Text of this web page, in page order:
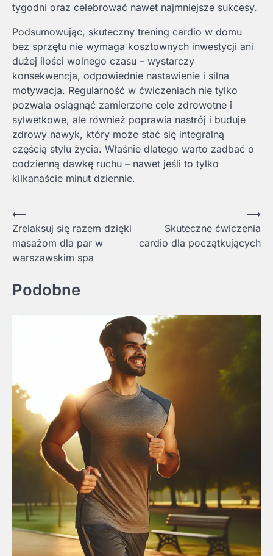
tygodni oraz celebrować nawet najmniejsze sukcesy.
Podsumowując, skuteczny trening cardio w domu
bez sprzętu nie wymaga kosztownych inwestycji ani
dużej ilości wolnego czasu – wystarczy
konsekwencja, odpowiednie nastawienie i silna
motywacja. Regularność w ćwiczeniach nie tylko
pozwala osiągnąć zamierzone cele zdrowotne i
sylwetkowe, ale również poprawia nastrój i buduje
zdrowy nawyk, który może stać się integralną
częścią stylu życia. Właśnie dlatego warto zadbać o
codzienną dawkę ruchu – nawet jeśli to tylko
kilkanaście minut dziennie.
Nawigacja
wpisu
⟵
Zrelaksuj się razem dzięki
masażom dla par w
warszawskim spa
Skuteczne ćwiczenia
cardio dla początkujących
⟶
Podobne